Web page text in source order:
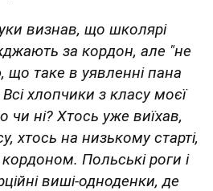
визнав, що школярі
за кордон, але "не
таке в уявленні пана
хлопчики з класу моєї
ні? Хтось уже виїхав,
хтось на низькому старті,
Польські роги і
виші-одноденки, де